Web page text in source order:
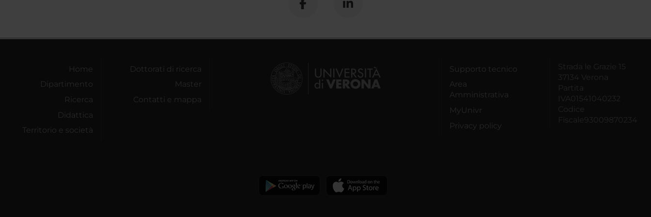
Home
Dipartimento
Ricerca
Didattica
Territorio e società
Dottorati di ricerca
Master
Contatti e mappa
Supporto tecnico
Area
Amministrativa
MyUnivr
Privacy policy
Strada le Grazie 15
37134 Verona
Partita
IVA01541040232
Codice
Fiscale93009870234